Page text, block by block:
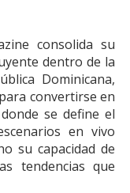
consolida su
dentro de la
Dominicana,
convertirse en
se define el
en vivo
su capacidad de
tendencias que